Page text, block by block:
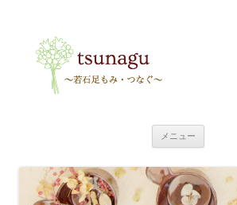
メニュー
ツ
へ
ス